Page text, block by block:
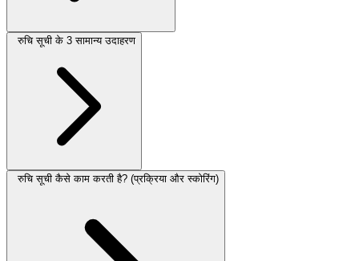
रुचि सूची के 3 सामान्य उदाहरण
रुचि सूची कैसे काम करती है? (प्रक्रिया और स्कोरिंग)